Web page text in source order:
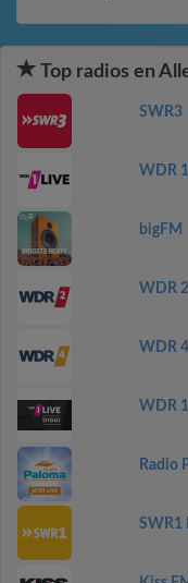
Top radios en
SWR3
WDR
bigFM
WDR 2
WDR 4
WDR
Radio
SWR1